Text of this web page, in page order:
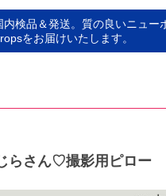
内検品＆発送。質の良いニュー
をお届けいたします。
らさん♡撮影用ピロー